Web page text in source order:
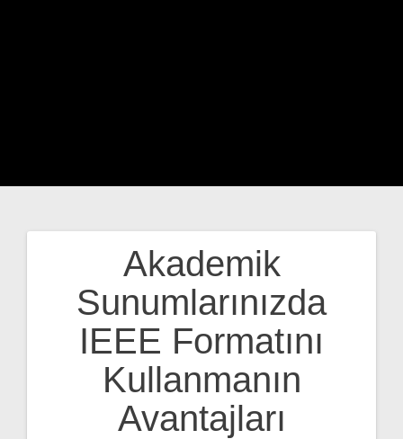
Akademik
Sunumlarınızda
IEEE Formatını
Kullanmanın
Avantajları
gezinmesi